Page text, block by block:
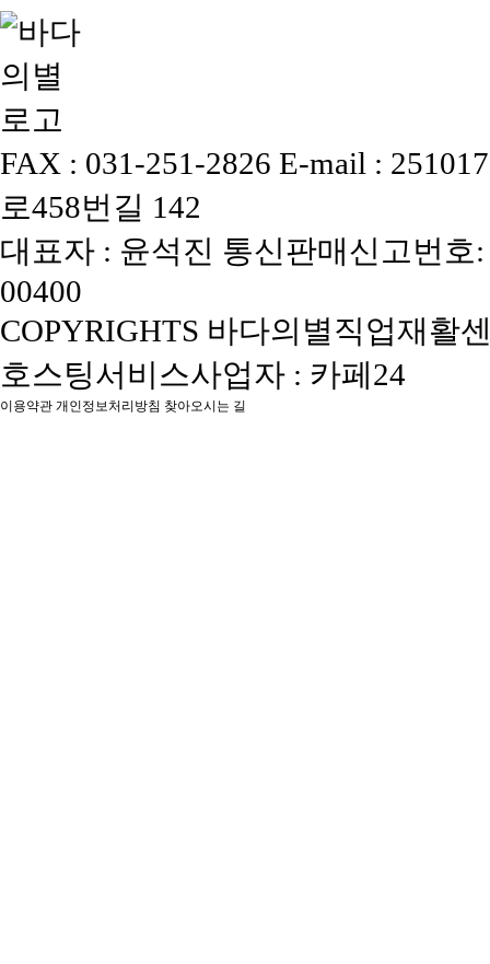
FAX : 031-251-2826 E-mail :
로458번길 142
대표자 : 윤석진 통신판매신고번호
00400
COPYRIGHTS 바다의별직업재활
호스팅서비스사업자 : 카페24
이용약관 개인정보처리방침 찾아오시는 길